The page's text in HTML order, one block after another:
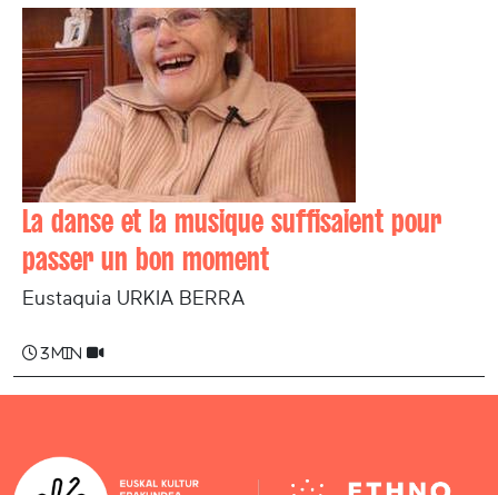
La danse et la musique suffisaient pour
passer un bon moment
Eustaquia URKIA BERRA
3 min